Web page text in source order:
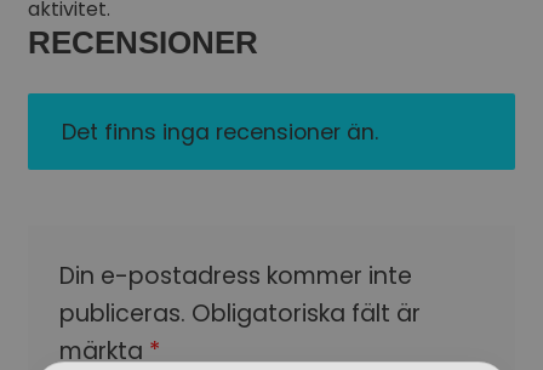
aktivitet.
RECENSIONER
Det finns inga recensioner än.
Din e-postadress kommer inte
publiceras. Obligatoriska fält är
märkta *